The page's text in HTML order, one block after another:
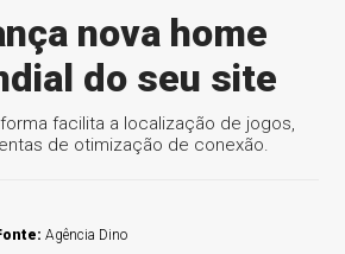
nova home
do seu site
facilita a localização de jogos,
de otimização de conexão.
Agência Dino